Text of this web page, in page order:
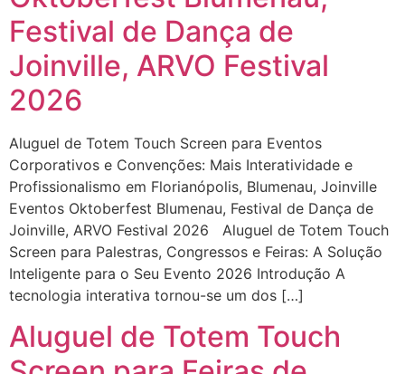
Festival de Dança de
Joinville, ARVO Festival
2026
Aluguel de Totem Touch Screen para Eventos
Corporativos e Convenções: Mais Interatividade e
Profissionalismo em Florianópolis, Blumenau, Joinville
Eventos Oktoberfest Blumenau, Festival de Dança de
Joinville, ARVO Festival 2026 Aluguel de Totem Touch
Screen para Palestras, Congressos e Feiras: A Solução
Inteligente para o Seu Evento 2026 Introdução A
tecnologia interativa tornou-se um dos […]
Aluguel de Totem Touch